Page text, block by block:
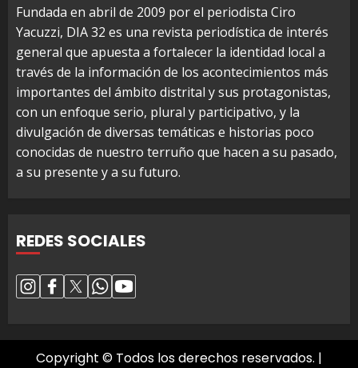
Fundada en abril de 2009 por el periodista Ciro
Yacuzzi, DIA 32 es una revista periodística de interés
general que apuesta a fortalecer la identidad local a
través de la información de los acontecimientos más
importantes del ámbito distrital y sus protagonistas,
con un enfoque serio, plural y participativo, y la
divulgación de diversas temáticas e historias poco
conocidas de nuestro terruño que hacen a su pasado,
a su presente y a su futuro.
REDES SOCIALES
Copyright © Todos los derechos reservados. |